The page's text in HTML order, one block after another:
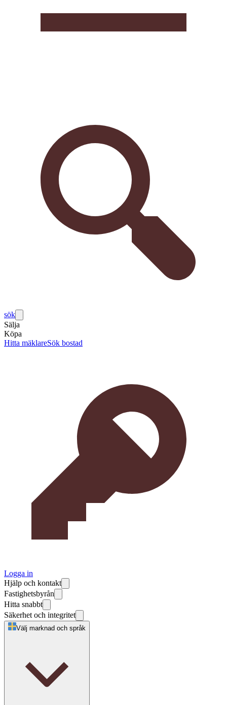
sök
Sälja
Köpa
Hitta mäklareSök bostad
Logga in
Hjälp och kontakt
Fastighetsbyrån
Hitta snabbt
Säkerhet och integritet
Välj marknad och språk